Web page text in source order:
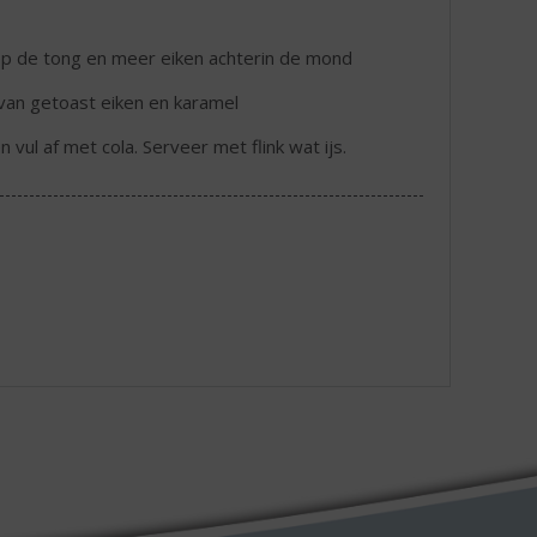
de tong en meer eiken achterin de mond
getoast eiken en karamel
vul af met cola. Serveer met flink wat ijs.